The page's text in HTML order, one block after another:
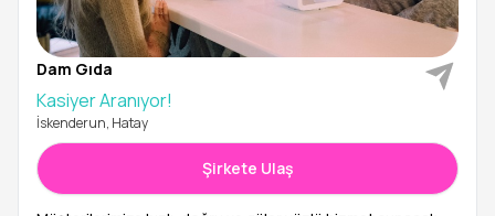
Dam Gıda
Kasiyer Aranıyor!
İskenderun, Hatay
Şirkete Ulaş